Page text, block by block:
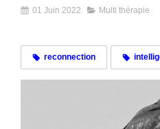
01 Juin 2022 Multi thérapie
reconnection